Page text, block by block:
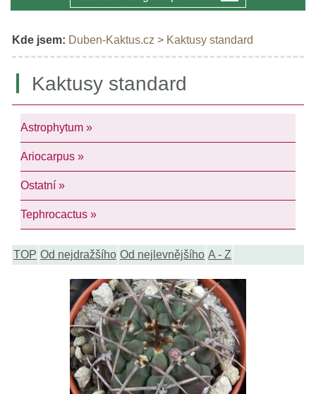
Kde jsem: Duben-Kaktus.cz > Kaktusy standard
Kaktusy standard
Astrophytum »
Ariocarpus »
Ostatní »
Tephrocactus »
TOP Od nejdražšího Od nejlevnějšího A - Z